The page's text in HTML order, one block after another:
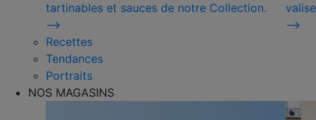
tartinables et sauces de notre Collection.
⟶
⟶
Recettes
Tendances
Portraits
NOS MAGASINS